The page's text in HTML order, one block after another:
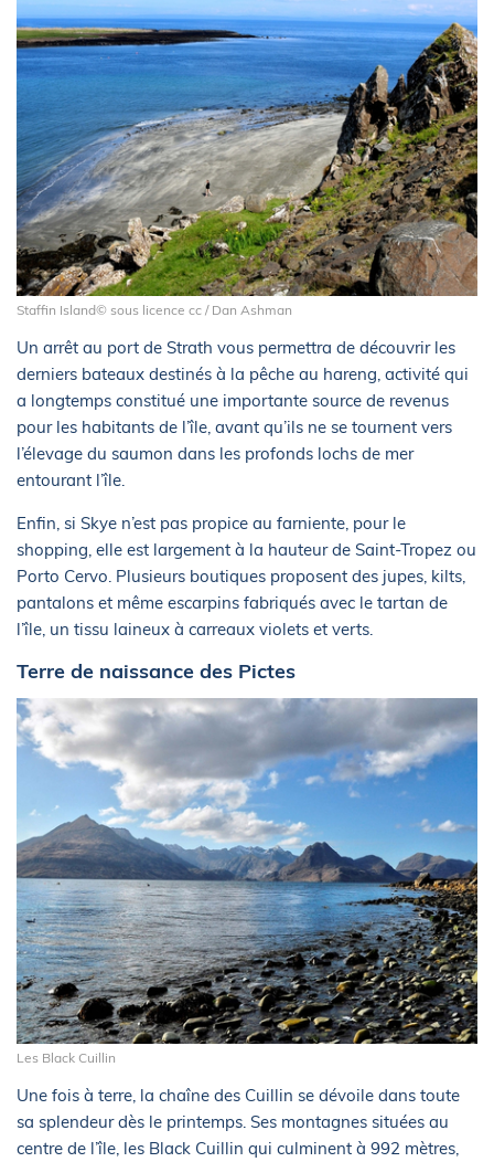
Staffin Island© sous licence cc / Dan Ashman
Un arrêt au port de Strath vous permettra de découvrir les
derniers bateaux destinés à la pêche au hareng, activité qui
a longtemps constitué une importante source de revenus
pour les habitants de l’île, avant qu’ils ne se tournent vers
l’élevage du saumon dans les profonds lochs de mer
entourant l’île.
Enfin, si Skye n’est pas propice au farniente, pour le
shopping, elle est largement à la hauteur de Saint-Tropez ou
Porto Cervo. Plusieurs boutiques proposent des jupes, kilts,
pantalons et même escarpins fabriqués avec le tartan de
l’île, un tissu laineux à carreaux violets et verts.
Terre de naissance des Pictes
Les Black Cuillin
Une fois à terre, la chaîne des Cuillin se dévoile dans toute
sa splendeur dès le printemps. Ses montagnes situées au
centre de l’île, les Black Cuillin qui culminent à 992 mètres,